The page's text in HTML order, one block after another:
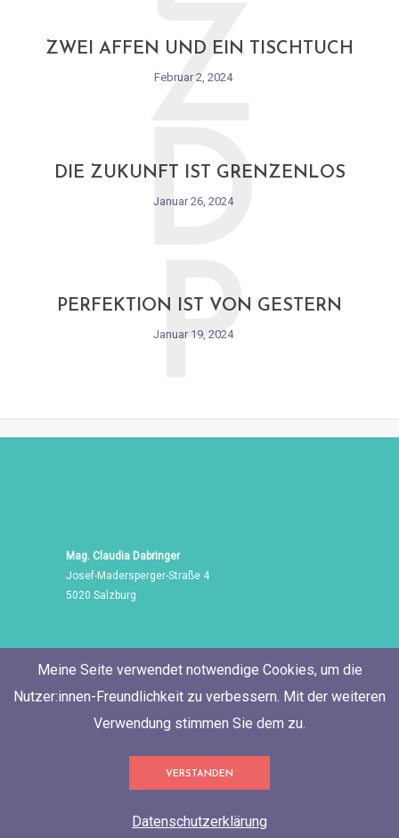
ZWEI AFFEN UND EIN TISCHTUCH
Februar 2, 2024
Z
DIE ZUKUNFT IST GRENZENLOS
Januar 26, 2024
D
PERFEKTION IST VON GESTERN
Januar 19, 2024
P
Mag. Claudia Dabringer
Josef-Madersperger-Straße 4
5020 Salzburg
Tel./Fax: +43 662 455 471
Mobil: +43 676 60 514 06
Meine Seite verwendet notwendige Cookies, um die
Nutzer:innen-Freundlichkeit zu verbessern. Mit der weiteren
Verwendung stimmen Sie dem zu.
VERSTANDEN
Datenschutzerklärung